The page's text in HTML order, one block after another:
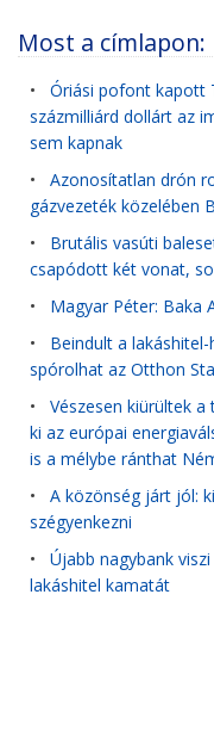
Most a címlapon:
• Óriási pofont kapott
százmilliárd dollárt az
sem kapnak
• Azonosítatlan drón
gázvezeték közelében
• Brutális vasúti
csapódott két vonat,
• Magyar Péter: Baka
• Beindult a
spórolhat az Otthon
• Vészesen kiürültek
ki az európai
is a mélybe ránthat
• A közönség járt jól:
szégyenkezni
• Újabb nagybank
lakáshitel kamatát